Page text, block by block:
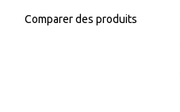
Comparer des produits